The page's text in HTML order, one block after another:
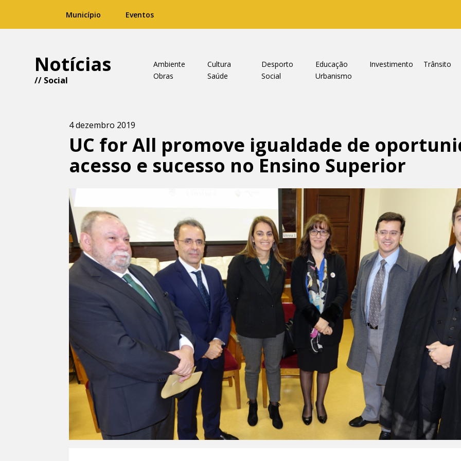
Município Eventos
Notícias
// Social
Ambiente Cultura Desporto Educação Investimento
Trânsito
Obras
Saúde Social Urbanismo
4 dezembro 2019
UC for All promove igualdade de
acesso e sucesso no Ensino Superior